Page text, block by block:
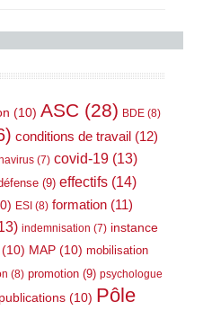
(10) ASC (28) BDE (8)
conditions de travail (12)
(7) covid-19 (13)
(9) effectifs (14)
ESI (8) formation (11)
indemnisation (7) instance
(10) MAP (10) mobilisation
(8) promotion (9) psychologue
publications (10) Pôle